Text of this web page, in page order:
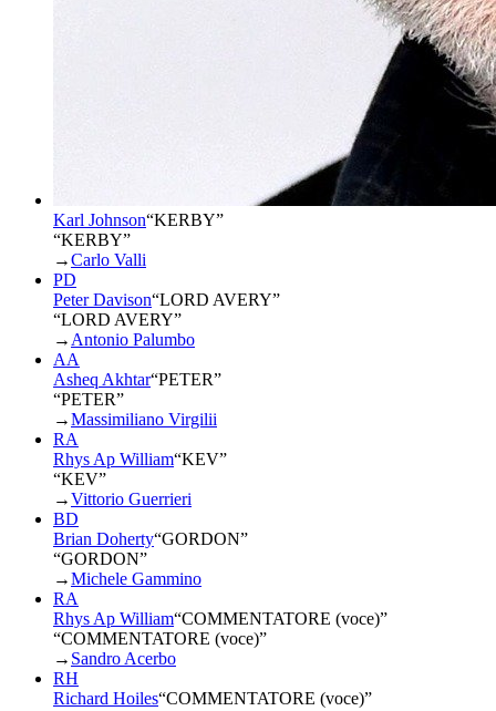
Karl Johnson“KERBY”
“KERBY”
→Carlo Valli
PD
Peter Davison“LORD AVERY”
“LORD AVERY”
→ Antonio Palumbo
AA
Asheq Akhtar“PETER”
“PETER”
→Massimiliano Virgilii
RA
Rhys Ap William“KEV”
“KEV”
→Vittorio Guerrieri
BD
Brian Doherty“GORDON”
“GORDON”
→Michele Gammino
RA
Rhys Ap William“COMMENTATORE (voce)”
“COMMENTATORE (voce)”
→ Sandro Acerbo
RH
Richard Hoiles“COMMENTATORE (voce)”